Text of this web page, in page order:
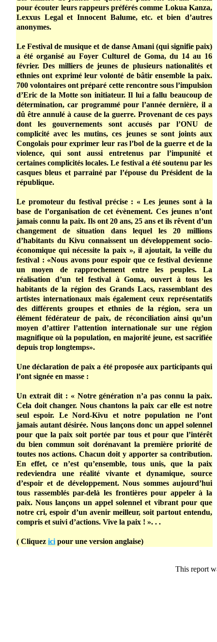
pour écouter leurs rappeurs préférés comme Lokua Kanza,
Lexxus Legal et Innocent Balume, etc. et bien d’autres
anonymes.
Le Festival de musique et de danse Amani (qui signifie paix)
a été organisé au Foyer Culturel de Goma, du 14 au 16
février. Des milliers de jeunes de plusieurs nationalités et
ethnies ont exprimé leur volonté de bâtir ensemble la paix.
700 volontaires ont préparé cette rencontre sous l’impulsion
d’Eric de la Motte son initiateur. Il lui a fallu beaucoup de
détermination, car programmé pour l’année dernière, il a
dû être annulé à cause de la guerre. Provenant de ces pays
dont les gouvernements sont accusés par l’ONU de
complicité avec les mutins, ces jeunes se sont joints aux
Congolais pour exprimer leur ras l’bol de la guerre et de la
violence, qui sont aussi entretenus par l’impunité et
certaines complicités locales. Le festival a été soutenu par les
casques bleus et parrainé par l’épouse du Président de la
république.
Le promoteur du festival précise : « Les jeunes sont à la
base de l’organisation de cet évènement. Ces jeunes n’ont
jamais connu la paix. Ils ont 20 ans, 25 ans et ils rêvent d’un
changement de situation dans lequel les 20 millions
d’habitants du Kivu connaissent un développement socio-
économique qui nécessite la paix », il ajoutait, la veille du
festival : «Nous avons pour espoir que ce festival devienne
un moyen de rapprochement entre les peuples. La
réalisation d’un tel festival à Goma, ouvert à tous les
habitants de la région des Grands Lacs, rassemblant des
artistes internationaux mais également ceux représentatifs
des différents groupes et ethnies de la région, sera un
élément fédérateur de paix, de réconciliation ainsi qu’un
moyen d’attirer l’attention internationale sur une région
magnifique où la population, en majorité jeune, est sacrifiée
depuis trop longtemps».
Une déclaration de paix a été proposée aux participants qui
l’ont signée en masse :
Un extrait dit : « Notre génération n’a pas connu la paix.
Cela doit changer. Nous chantons la paix car elle est notre
seul espoir. Le Nord-Kivu et notre population ne l’ont
jamais autant désirée. Nous lançons donc un appel solennel
pour que la paix soit portée par tous et pour que l’intérêt
du bien commun soit dorénavant la première priorité de
toutes nos actions. Chacun doit y apporter sa contribution.
En effet, ce n’est qu’ensemble, tous unis, que la paix
redeviendra une réalité vivante et dynamique, source
d’espoir et de développement. Nous sommes aujourd’hui
tous rassemblés par-delà les frontières pour appeler à la
paix. Nous lançons un appel solennel et vibrant pour que
notre cri, espoir d’un avenir meilleur, soit partout entendu,
compris et suivi d’actions. Vive la paix ! ». . .
( Cliquez icipour une version anglaise)
This report